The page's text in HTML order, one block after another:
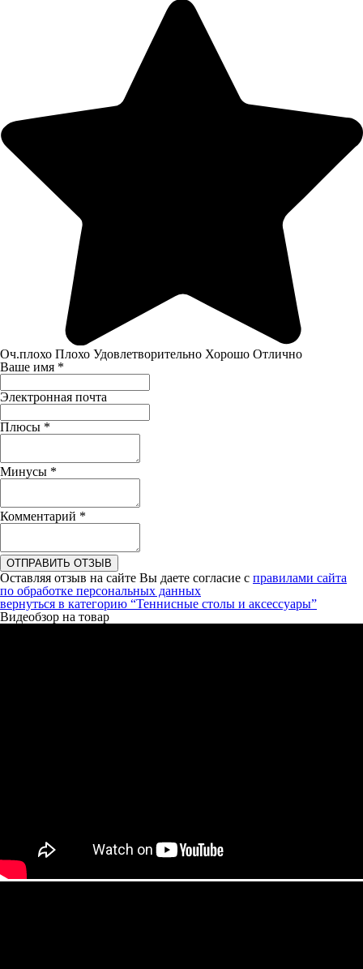
Оч.плохо Плохо Удовлетворительно Хорошо Отлично
Ваше имя *
Электронная почта
Плюсы *
Минусы *
Комментарий *
ОТПРАВИТЬ ОТЗЫВ
Оставляя отзыв на сайте Вы даете согласие с правилами сайта
по обработке персональных данных
вернуться в категорию “Теннисные столы и аксессуары”
Видеобзор на товар